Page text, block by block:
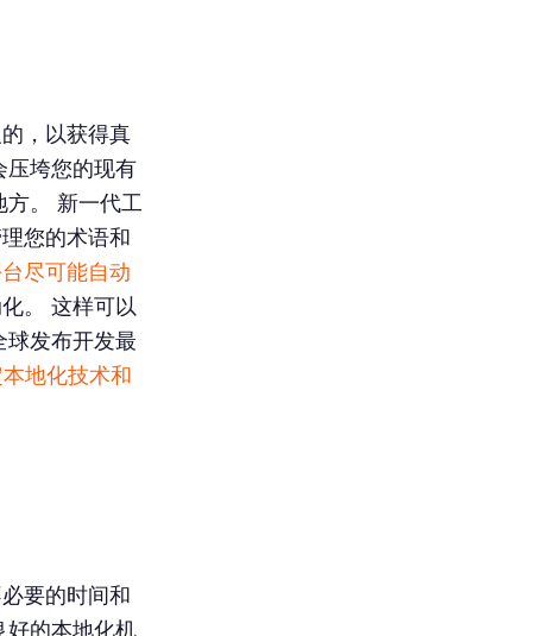
，以获得真
压垮您的现有
方。 新一代工
您的术语和
尽可能自动
。 这样可以
球发布开发最
地化技术和
要的时间和
好的本地化机